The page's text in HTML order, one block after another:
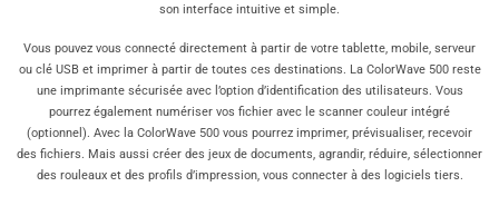
son interface intuitive et simple.
Vous pouvez vous connecté directement à partir de votre tablette, mobile, serveur
ou clé USB et imprimer à partir de toutes ces destinations. La ColorWave 500 reste
une imprimante sécurisée avec l’option d’identification des utilisateurs. Vous
pourrez également numériser vos fichier avec le scanner couleur intégré
(optionnel). Avec la ColorWave 500 vous pourrez imprimer, prévisualiser, recevoir
des fichiers. Mais aussi créer des jeux de documents, agrandir, réduire, sélectionner
des rouleaux et des profils d’impression, vous connecter à des logiciels tiers.